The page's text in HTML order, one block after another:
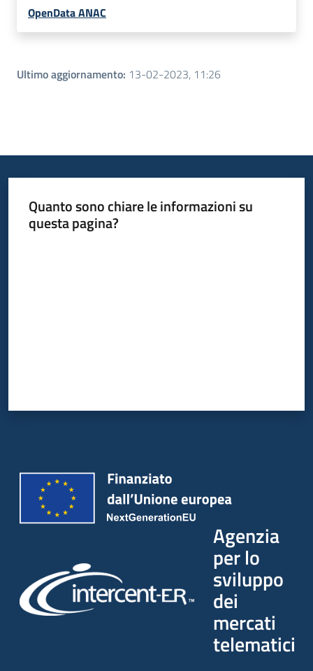
OpenData ANAC
Ultimo aggiornamento: 13-02-2023, 11:26
Quanto sono chiare le informazioni su
questa pagina?
Agenzia
per lo
sviluppo
dei
mercati
telematici